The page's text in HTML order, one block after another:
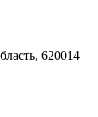
620014